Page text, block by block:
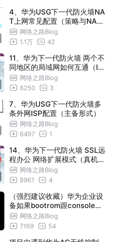
4、华为USG下一代防火墙NA
T上网常见配置（策略与NAT
结合怎么配合好）
网络之路Blog
1.1万
42
11、华为下一代防火墙 两个不
同地区的局域网如何互通（IP
SEC 分支没有公网IP）
网络之路Blog
6250
3
7、华为USG下一代防火墙多
条外网ISP配置（主备形式）
网络之路Blog
6497
1
14、华为下一代防火墙 SSL远
程办公 网络扩展模式（真机演
示，模拟器不支持）
网络之路Blog
8961
4
（强烈建议收藏）华为企业设
备如果bootrom跟console密
码都忘记了怎么办？（如果前
任同事与公司发生不愉快把信
网络之路Blog
7169
54